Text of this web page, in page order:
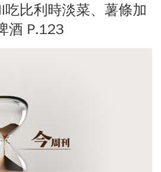
比利時淡菜、薯條加
酒 P.123